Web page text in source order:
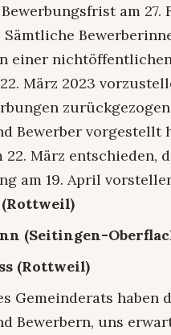
am
Sämtliche
einer
März 2023
Bewerber vorgestellt
22. März entschieden,
am 19. April
(Seitingen-
(Rottweil)
Gemeinderats haben
Bewerbern, uns